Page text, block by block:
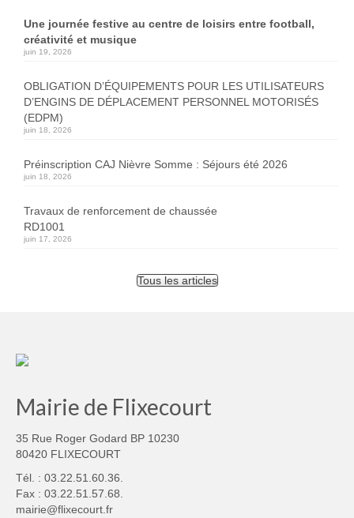
Une journée festive au centre de loisirs entre football,
créativité et musique
juin 19, 2026
OBLIGATION D’ÉQUIPEMENTS POUR LES UTILISATEURS
D’ENGINS DE DÉPLACEMENT PERSONNEL MOTORISÉS
(EDPM)
juin 18, 2026
Préinscription CAJ Nièvre Somme : Séjours été 2026
juin 18, 2026
Travaux de renforcement de chaussée
RD1001
juin 17, 2026
Tous les articles
Mairie de Flixecourt
35 Rue Roger Godard BP 10230
80420 FLIXECOURT
Tél. : 03.22.51.60.36.
Fax : 03.22.51.57.68.
mairie@flixecourt.fr